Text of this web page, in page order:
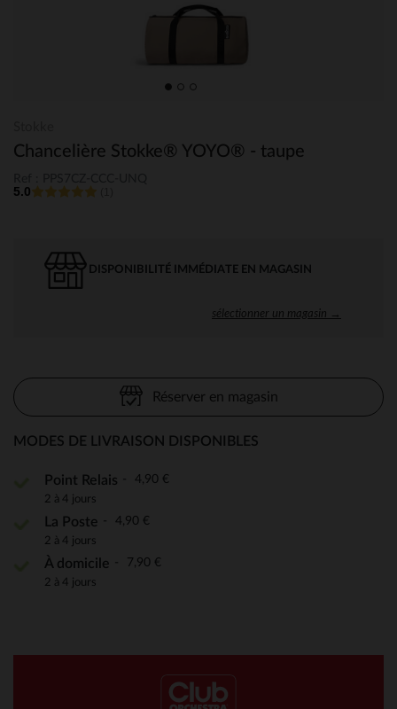
Chancelière Stokke® YOYO® - taupe
5.0
DISPONIBILITÉ IMMÉDIATE EN MAGASIN
sélectionner un magasin →
Réserver en magasin
MODES DE LIVRAISON DISPONIBLES
Point Relais 4,90 €
2 à 4 jours
La Poste 4,90 €
2 à 4 jours
À domicile 7,90 €
2 à 4 jours